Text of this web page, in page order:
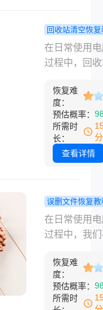
的文件怎么
呢？本文将
介绍几种实
大家轻松找
的文件。
回收站清空恢
回收站删除
件怎么恢复
复！
在日常使用
过程中，回
要的文件的
器，常常承
们对误删文
虑与期待。
从回收站中
助和沮丧。
即便文件已
站消失，也
全无法找回
回收站删除
怎么恢复呢
将为您详细
种恢复回收
恢复难
度：
预估概率：
所需时
长：
查看详情
误删文件恢复教
脑上不小心
删除了怎么
法,轻松实
恢复！
在日常使用
过程中，我
他原因，不
重要文件永
除。这些文
恢复难
度：
预估概率：
所需时